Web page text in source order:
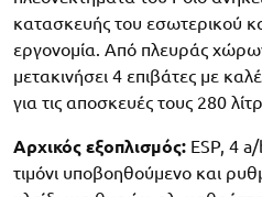
κατασκευής του εσωτερικού
εργονομία. Από πλευράς
μετακινήσει 4 επιβάτες με
για τις αποσκευές τους 280
Αρχικός εξοπλισμός: ESP, 4
τιμόνι υποβοηθούμενο και